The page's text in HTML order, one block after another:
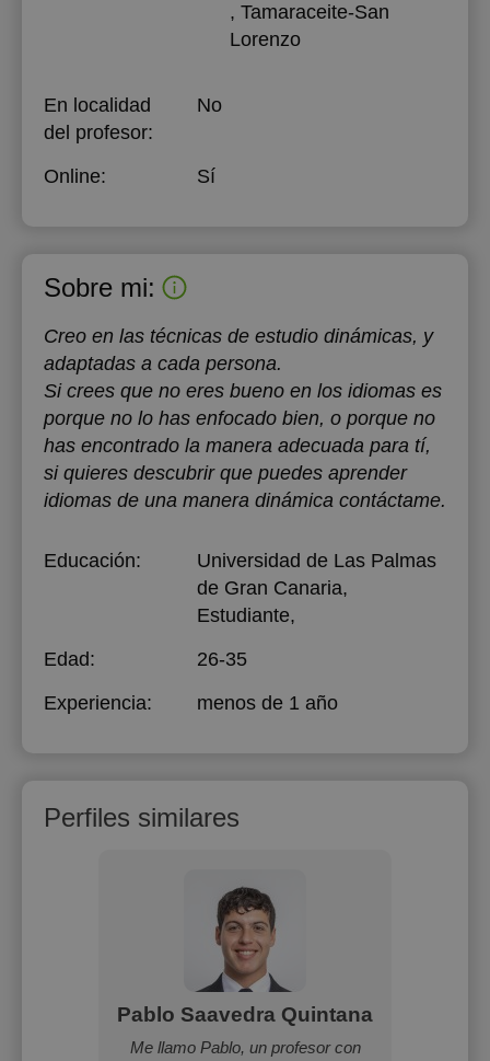
, Tamaraceite-San
Lorenzo
En localidad
del profesor:
No
Online: Sí
Sobre mi:
Creo en las técnicas de estudio dinámicas, y
adaptadas a cada persona.
Si crees que no eres bueno en los idiomas es
porque no lo has enfocado bien, o porque no
has encontrado la manera adecuada para tí,
si quieres descubrir que puedes aprender
idiomas de una manera dinámica contáctame.
Educación:
Universidad de Las Palmas
de Gran Canaria,
Estudiante,
Edad:
26-35
Experiencia:
menos de 1 año
Perfiles similares
Pablo Saavedra Quintana
Me llamo Pablo, un profesor con